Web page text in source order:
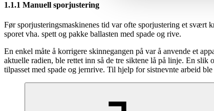
1.1.1 Manuell sporjustering
Før sporjusteringsmaskinenes tid var ofte sporjustering et svært
sporet vha. spett og pakke ballasten med spade og rive.
En enkel måte å korrigere skinnegangen på var å anvende et
aktuelle radien, ble rettet inn så de tre siktene lå på linje. En
tilpasset med spade og jernrive. Til hjelp for sistnevnte arbeid